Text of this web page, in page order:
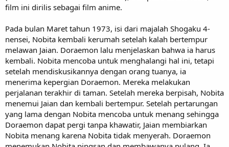
film ini dirilis sebagai film anime.
Pada bulan Maret tahun 1973, isi dari majalah Shogaku 4-
nensei, Nobita kembali kerumah setelah kalah bertempur
melawan Jaian. Doraemon lalu menjelaskan bahwa ia harus
kembali. Nobita mencoba untuk menghalangi hal ini, tetapi
setelah mendiskusikannya dengan orang tuanya, ia
menerima kepergian Doraemon. Mereka melakukan
perjalanan terakhir di taman. Setelah mereka berpisah, Nobita
menemui Jaian dan kembali bertempur. Setelah pertarungan
yang lama dengan Nobita mencoba untuk menang sehingga
Doraemon dapat pergi tanpa khawatir, Jaian membiarkan
Nobita menang karena Nobita tidak menyerah. Doraemon